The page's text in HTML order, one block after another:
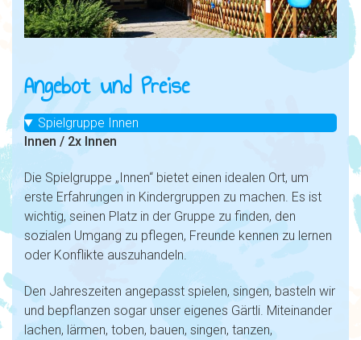
Angebot und Preise
Spielgruppe Innen
Innen / 2x Innen
Die Spielgruppe „Innen“ bietet einen idealen Ort, um
erste Erfahrungen in Kindergruppen zu machen. Es ist
wichtig, seinen Platz in der Gruppe zu finden, den
sozialen Umgang zu pflegen, Freunde kennen zu lernen
oder Konflikte auszuhandeln.
Den Jahreszeiten angepasst spielen, singen, basteln wir
und bepflanzen sogar unser eigenes Gärtli. Miteinander
lachen, lärmen, toben, bauen, singen, tanzen,